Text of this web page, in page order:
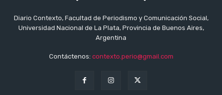
Diario Contexto, Facultad de Periodismo y Comunicación Social,
Universidad Nacional de La Plata, Provincia de Buenos Aires,
Argentina
Contáctenos: contexto.perio@gmail.com